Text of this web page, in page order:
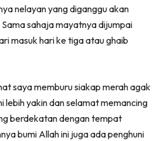
nelayan yang diganggu akan
Sama sahaja mayatnya dijumpai
masuk hari ke tiga atau ghaib
saya memburu siakap merah agak
lebih yakin dan selamat memancing
berdekatan dengan tempat
bumi Allah ini juga ada penghuni